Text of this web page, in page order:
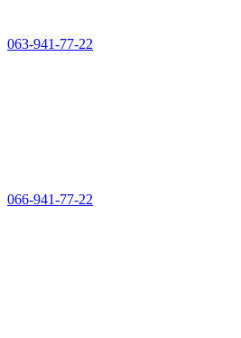
063-941-77-22
066-941-77-22